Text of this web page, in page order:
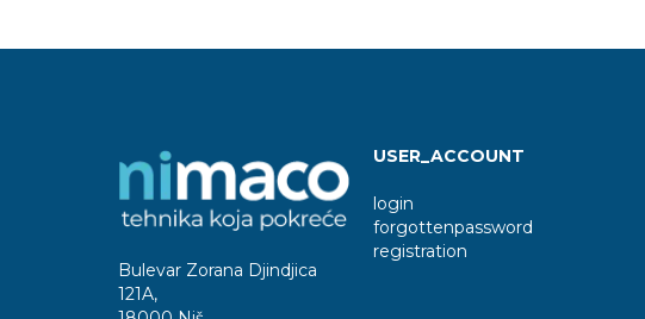
Bulevar Zorana Djindjica
121A,
USER_ACCOUNT
login
forgottenpassword
registration